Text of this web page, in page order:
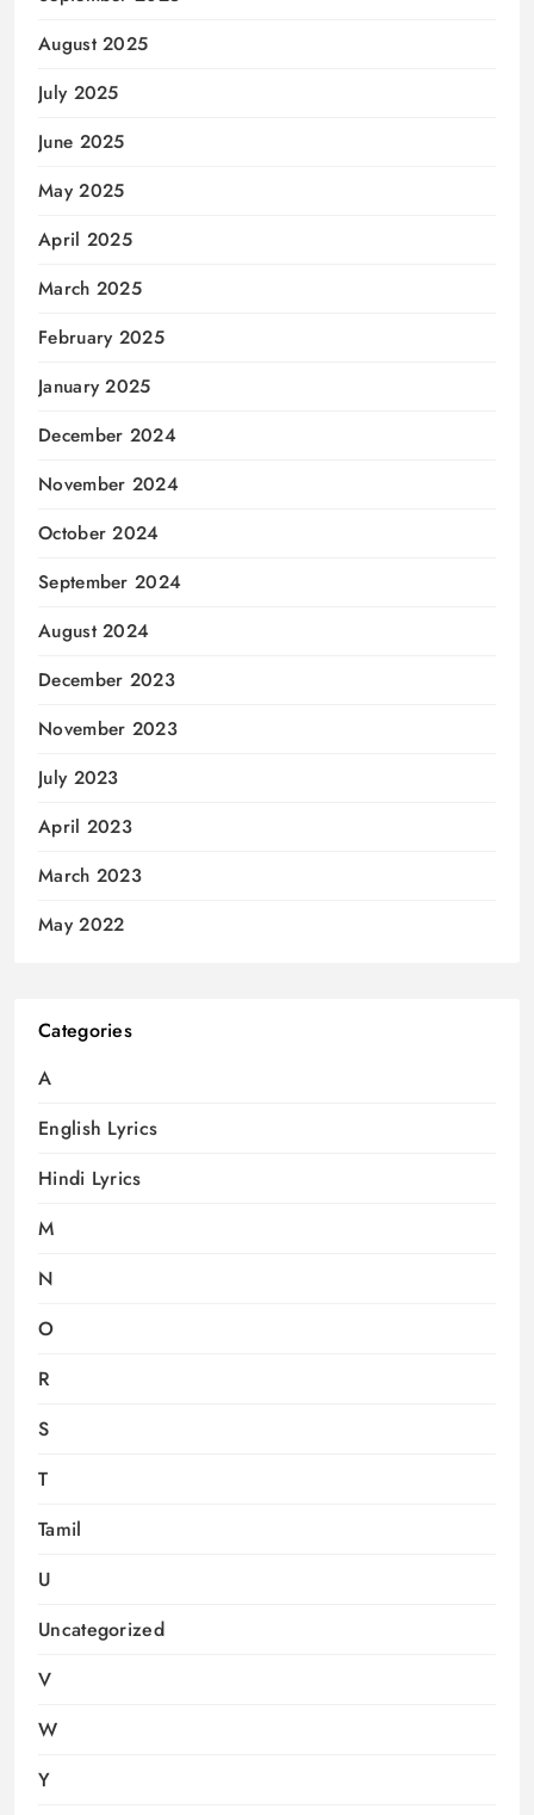
August 2025
July 2025
June 2025
May 2025
April 2025
March 2025
February 2025
January 2025
December 2024
November 2024
October 2024
September 2024
August 2024
December 2023
November 2023
July 2023
April 2023
March 2023
May 2022
Categories
A
English Lyrics
Hindi Lyrics
M
N
O
R
S
T
Tamil
U
Uncategorized
V
W
Y